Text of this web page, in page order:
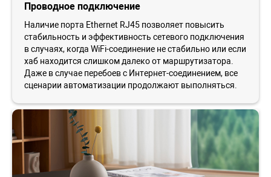
Проводное подключение
Наличие порта Ethernet RJ45 позволяет повысить
стабильность и эффективность сетевого подключения
в случаях, когда WiFi-соединение не стабильно или если
хаб находится слишком далеко от маршрутизатора.
Даже в случае перебоев с Интернет-соединением, все
сценарии автоматизации продолжают выполняться.